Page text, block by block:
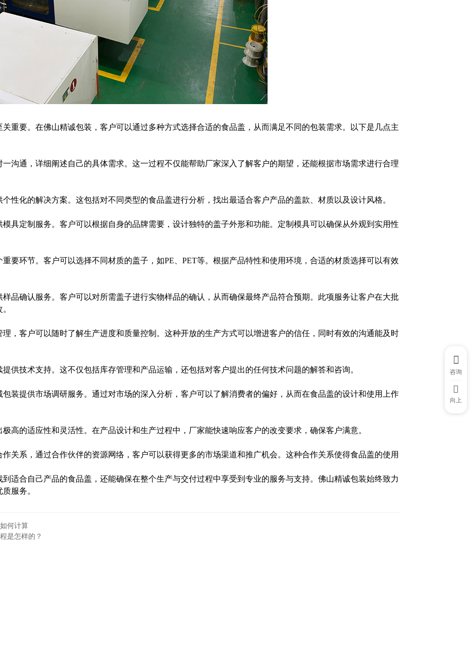
重要。在佛山精诚包装，客户可以通过多种方式选择合适的食品盖，从而满足不同的包装需求。以下是几点主
沟通，详细阐述自己的具体需求。这一过程不仅能帮助厂家深入了解客户的期望，还能根据市场需求进行合理
性化的解决方案。这包括对不同类型的食品盖进行分析，找出最适合客户产品的盖款、材质以及设计风格。
具定制服务。客户可以根据自身的品牌需要，设计独特的盖子外形和功能。定制模具可以确保从外观到实用性
要环节。客户可以选择不同材质的盖子，如PE、PET等。根据产品特性和使用环境，合适的材质选择可以有效
品确认服务。客户可以对所需盖子进行实物样品的确认，从而确保最终产品符合预期。此项服务让客户在大批
，客户可以随时了解生产进度和质量控制。这种开放的生产方式可以增进客户的信任，同时有效的沟通能及时
供技术支持。这不仅包括库存管理和产品运输，还包括对客户提出的任何技术问题的解答和咨询。
装提供市场调研服务。通过对市场的深入分析，客户可以了解消费者的偏好，从而在食品盖的设计和使用上作
高的适应性和灵活性。在产品设计和生产过程中，厂家能快速响应客户的改变要求，确保客户满意。
关系，通过合作伙伴的资源网络，客户可以获得更多的市场渠道和推广机会。这种合作关系使得食品盖的使用
适合自己产品的食品盖，还能确保在整个生产与交付过程中享受到专业的服务与支持。佛山精诚包装始终致力
服务。
何计算
是怎样的？
咨询
向上